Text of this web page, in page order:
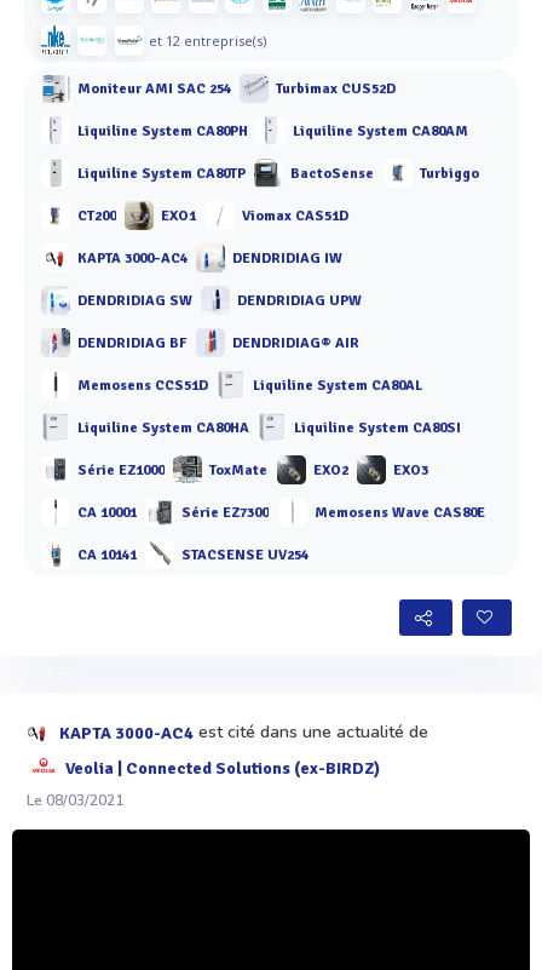
et 12 entreprise(s)
Moniteur AMI SAC 254 Turbimax CUS52D
Liquiline System CA80PH Liquiline System CA80AM
Liquiline System CA80TP BactoSense Turbiggo
CT200 EXO1 Viomax CAS51D
KAPTA 3000-AC4 DENDRIDIAG IW
DENDRIDIAG SW DENDRIDIAG UPW
DENDRIDIAG BF DENDRIDIAG® AIR
Memosens CCS51D Liquiline System CA80AL
Liquiline System CA80HA Liquiline System CA80SI
Série EZ1000 ToxMate EXO2 EXO3
CA 10001 Série EZ7300 Memosens Wave CAS80E
CA 10141 STACSENSE UV254
KAPTA 3000-AC4 est cité dans une actualité de
Veolia | Connected Solutions (ex-BIRDZ)
Le 08/03/2021